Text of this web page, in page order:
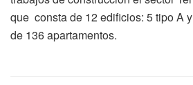
que consta de 12 edificios: 5 tipo A
de 136 apartamentos.